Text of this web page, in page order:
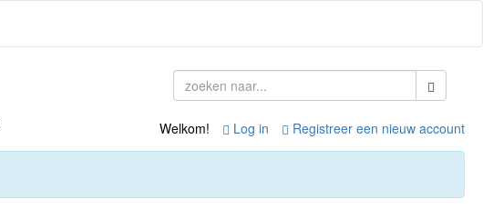
Welkom! Log in Registreer een nieuw account